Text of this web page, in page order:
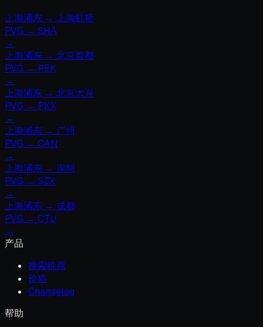
上海浦东 → 上海虹桥
PVG → SHA
→
上海浦东 → 北京首都
PVG → PEK
→
上海浦东 → 北京大兴
PVG → PKX
→
上海浦东 → 广州
PVG → CAN
→
上海浦东 → 深圳
PVG → SZX
→
上海浦东 → 成都
PVG → CTU
→
产品
搜索机票
价格
Changelog
帮助